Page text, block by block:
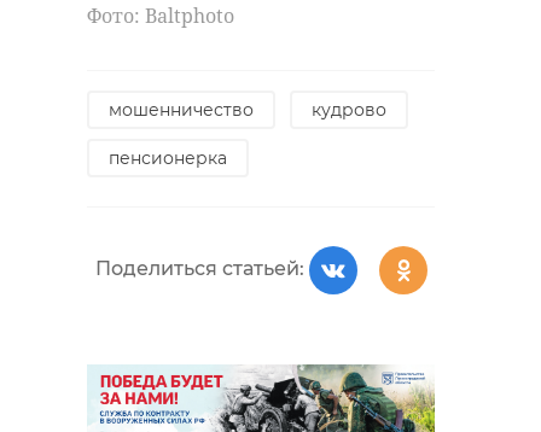
Фото: Вaltphoto
мошенничество кудрово
пенсионерка
Поделиться статьей:
под контролем спасателей и районной
администрации, рассказали 47channel
безопасности Ленинградской